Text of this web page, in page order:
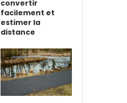
convertir
facilement et
estimer la
distance